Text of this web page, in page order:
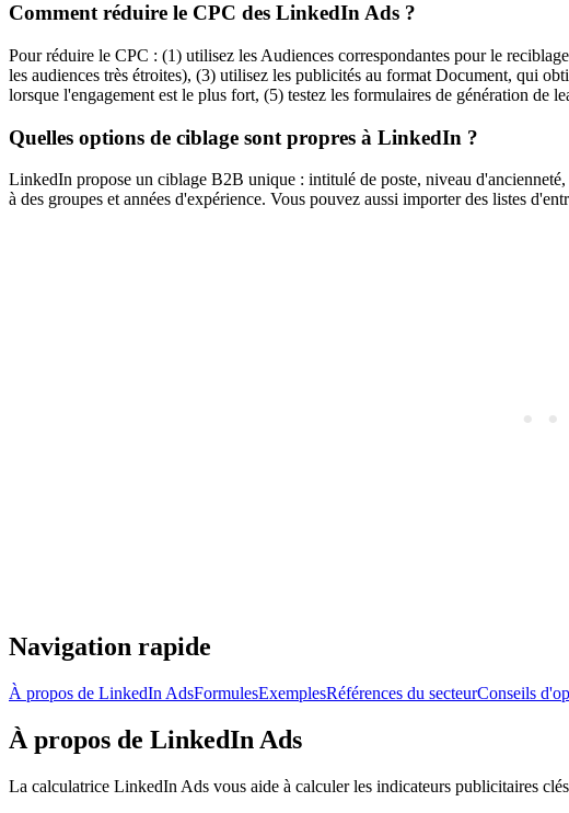
Comment réduire le CPC des LinkedIn Ads ?
Pour réduire le CPC : (1) utilisez les Audiences correspondantes pour le
les audiences très étroites), (3) utilisez les publicités au format Document, qui
lorsque l'engagement est le plus fort, (5) testez les formulaires de génération de
Quelles options de ciblage sont propres à LinkedIn ?
LinkedIn propose un ciblage B2B unique : intitulé de poste, niveau
à des groupes et années d'expérience. Vous pouvez aussi importer des listes
Navigation rapide
À propos de LinkedIn AdsFormulesExemplesRéférences du secteurConseils
À propos de LinkedIn Ads
La calculatrice LinkedIn Ads vous aide à calculer les indicateurs publicitaires